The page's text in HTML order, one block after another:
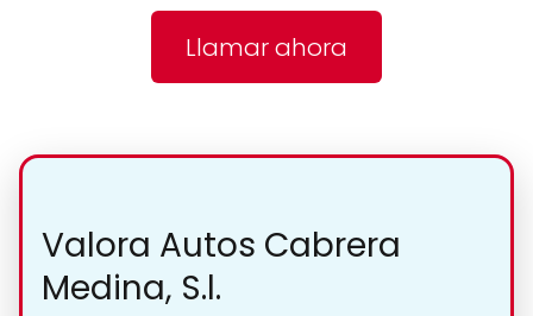
Llamar ahora
Valora Autos Cabrera
Medina, S.l.